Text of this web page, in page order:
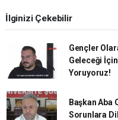
İlginizi Çekebilir
Gençler
Geleceği
Yoruyoruz!
Başkan Aba
Sorunlara